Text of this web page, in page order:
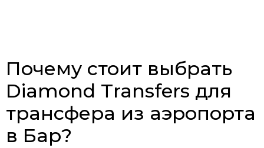
Почему стоит выбрать
Diamond Transfers для
трансфера из аэропорта
в Бар?